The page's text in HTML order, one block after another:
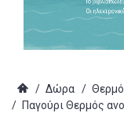
/ Δώρα /
/ Παγούρι Θερμός